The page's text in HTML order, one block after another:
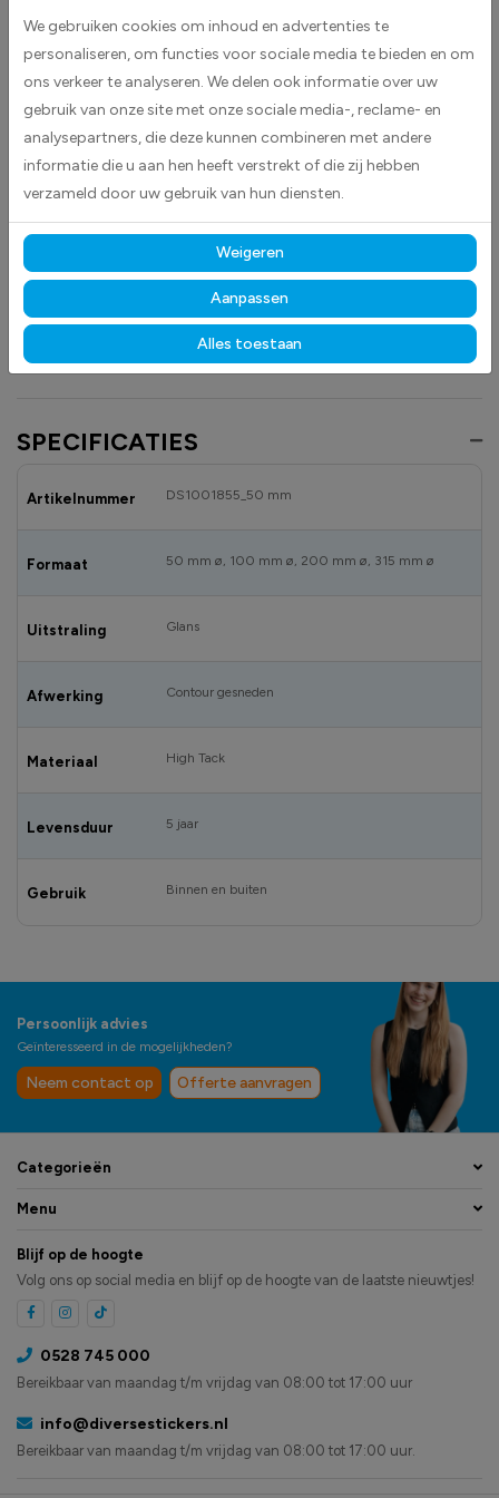
voorraadbeheer. De witte kleur zorgt voor een duidelijke en contrastrijke
markering, waardoor producten en secties snel te identificeren zijn.
Deze stickers zijn geschikt voor diverse toepassingen en helpen
medewerkers om efficiënt te werken en fouten bij het orderpicken of
opslaan te verminderen. Plak eenvoudig de sticker op de vloer, op of in
de stelling.
Gemaakt van hoogwaardige high-tack folie, hechten deze
stickers betrouwbaar op vrijwel elk oppervlak.Dankzij de
duurzame materialen blijven ze langdurig zichtbaar en goed leesbaar,
zowel binnen als buiten, bestand tegen licht, vocht en dagelijks gebruik.
Ontdek ook onze anderemagazijn- enveiligheidstickersom uw
opslagruimtes overzichtelijk en professioneel te markeren.
SPECIFICATIES
Artikelnummer DS1001855_50 mm
Formaat 50 mm ø, 100 mm ø, 200 mm ø, 315 mm ø
Uitstraling Glans
Afwerking Contour gesneden
Materiaal High Tack
Levensduur 5 jaar
Gebruik Binnen en buiten
Persoonlijk advies
Geïnteresseerd in de mogelijkheden?
Neem contact op Offerte aanvragen
Categorieën
Menu
Blijf op de hoogte
Volg ons op social media en blijf op de hoogte van de laatste nieuwtjes!
0528 745 000
Bereikbaar van maandag t/m vrijdag van 08:00 tot 17:00 uur
info@diversestickers.nl
Bereikbaar van maandag t/m vrijdag van 08:00 tot 17:00 uur.
We gebruiken cookies om inhoud en advertenties te
personaliseren, om functies voor sociale media te bieden en om
ons verkeer te analyseren. We delen ook informatie over uw
gebruik van onze site met onze sociale media-, reclame- en
analysepartners, die deze kunnen combineren met andere
informatie die u aan hen heeft verstrekt of die zij hebben
verzameld door uw gebruik van hun diensten.
Weigeren
Aanpassen
Alles toestaan